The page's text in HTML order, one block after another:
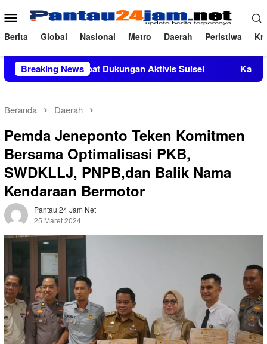
ke
konten
Menu
Mobile
Berita Global Nasional Metro Daerah Peristiwa
Breaking News
Dukungan Aktivis Sulsel Kapolres Polewali
Beranda Daerah
Pemda Jeneponto Teken Komitmen
Bersama Optimalisasi PKB,
SWDKLLJ, PNPB,dan Balik Nama
Kendaraan Bermotor
Pantau 24 Jam Net
25 Maret 2024